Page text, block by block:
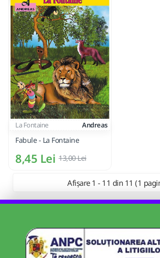
La Fontaine Andreas
Fabule - La Fontaine
8,45 Lei 13,00 Lei
Afișare 1 - 11 din 11 (1